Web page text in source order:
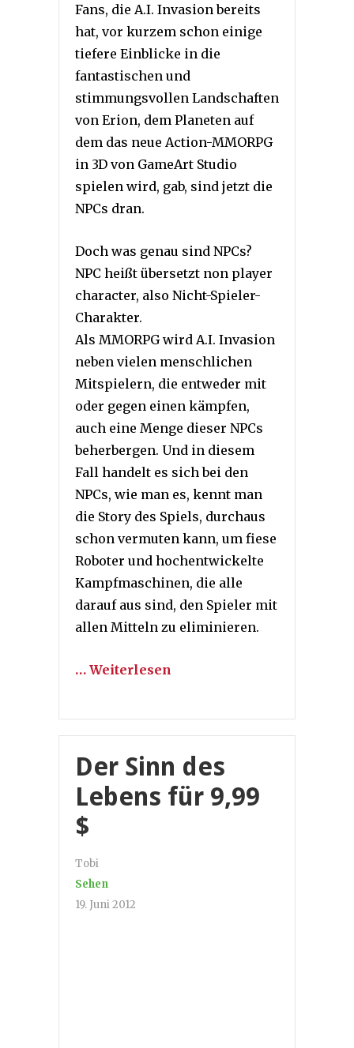
Fans, die A.I. Invasion bereits
hat, vor kurzem schon einige
tiefere Einblicke in die
fantastischen und
stimmungsvollen Landschaften
von Erion, dem Planeten auf
dem das neue Action-MMORPG
in 3D von GameArt Studio
spielen wird, gab, sind jetzt die
NPCs dran.
Doch was genau sind NPCs?
NPC heißt übersetzt non player
character, also Nicht-Spieler-
Charakter.
Als MMORPG wird A.I. Invasion
neben vielen menschlichen
Mitspielern, die entweder mit
oder gegen einen kämpfen,
auch eine Menge dieser NPCs
beherbergen. Und in diesem
Fall handelt es sich bei den
NPCs, wie man es, kennt man
die Story des Spiels, durchaus
schon vermuten kann, um fiese
Roboter und hochentwickelte
Kampfmaschinen, die alle
darauf aus sind, den Spieler mit
allen Mitteln zu eliminieren.
… Weiterlesen
Der Sinn des
Lebens für 9,99
$
Tobi
Sehen
19. Juni 2012